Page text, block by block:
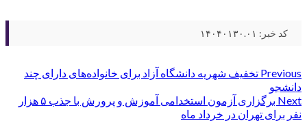
کد خبر: ۱۴۰۴۰۱۳۰.۰۱
Post
navigation
Previous تخفیف شهریه دانشگاه آزاد برای خانواده‌های دارای چند
دانشجو
Next
برگزاری آزمون استخدامی آموزش و پرورش با جذب ۵ هزار
نفر برای تهران در خرداد ماه